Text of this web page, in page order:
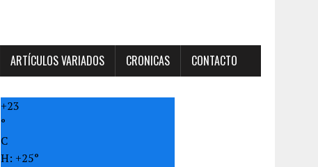
ARTÍCULOS VARIADOS CRONICAS CONTACTO
+23
°
C
H: +25°